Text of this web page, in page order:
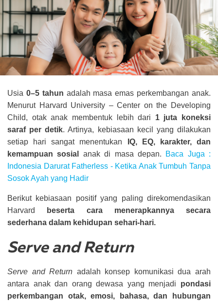
Usia 0–5 tahun adalah masa emas perkembangan anak.
Menurut Harvard University – Center on the Developing
Child, otak anak membentuk lebih dari 1 juta koneksi
saraf per detik. Artinya, kebiasaan kecil yang dilakukan
setiap hari sangat menentukan
IQ, EQ, karakter, dan
kemampuan sosial
anak di masa depan.
Baca Juga :
Indonesia Darurat Fatherless - Ketika Anak Tumbuh Tanpa
Sosok Ayah yang Hadir
Berikut kebiasaan positif yang paling direkomendasikan
Harvard
beserta cara menerapkannya secara
sederhana dalam kehidupan sehari-hari.
Serve and Return
Serve and Return adalah konsep komunikasi dua arah
antara anak dan orang dewasa yang menjadi pondasi
perkembangan otak, emosi, bahasa, dan hubungan